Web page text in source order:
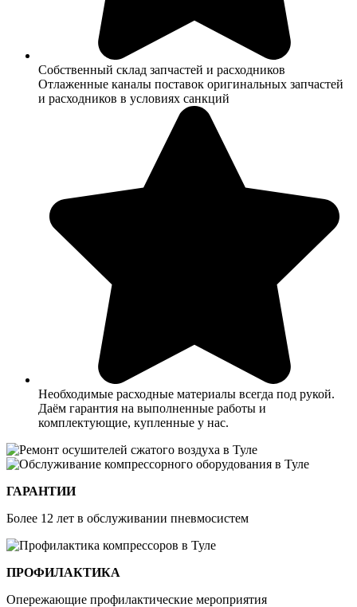
Собственный склад запчастей и расходников
Отлаженные каналы поставок оригинальных запчастей
и расходников в условиях санкций
Необходимые расходные материалы всегда под рукой.
Даём гарантия на выполненные работы и
комплектующие, купленные у нас.
ГАРАНТИИ
Более 12 лет в обслуживании пневмосистем
ПРОФИЛАКТИКА
Опережающие профилактические мероприятия